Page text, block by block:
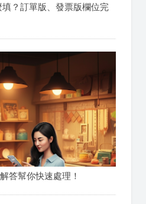
？訂單版、發票版欄位完
答幫你快速處理！